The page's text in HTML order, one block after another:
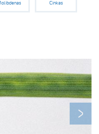
Cinkas
Next